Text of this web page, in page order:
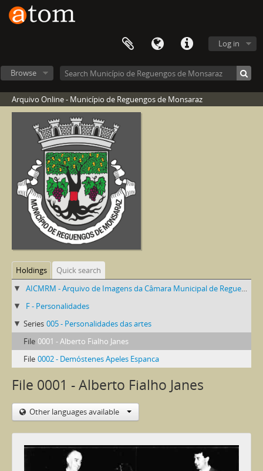
Log in
Browse
Arquivo Online - Município de Reguengos de Monsaraz
Holdings
Quick search
AICMRM - Arquivo de Imagens da Câmara Municipal de Reguengos de Monsaraz
F - Personalidades
Series 005 - Personalidades das artes
File 0001 - Alberto Fialho Janes
File 0002 - Demóstenes Apeles Espanca
File 0001 - Alberto Fialho Janes
Other languages available